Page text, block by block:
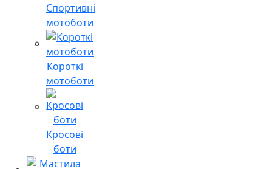
Спортивні
мотоботи
Короткі
мотоботи
Кросові
боти